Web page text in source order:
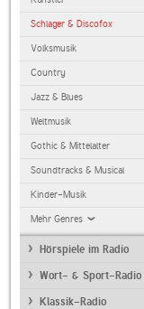
Schlager & Discofox
Volksmusik
Country
Jazz & Blues
Weltmusik
Gothic & Mittelalter
Soundtracks & Musical
Kinder-Musik
Mehr Genres
Hörspiele im Radio
Wort- & Sport-Radio
Klassik-Radio